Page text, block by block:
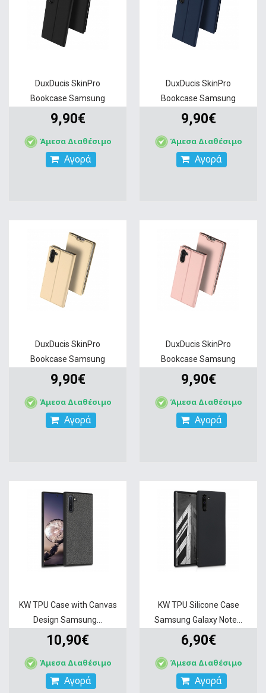
DuxDucis SkinPro
Bookcase Samsung
Galaxy...
9,90€
Άμεσα Διαθέσιμο
Αγορά
DuxDucis SkinPro
Bookcase Samsung
Galaxy...
9,90€
Άμεσα Διαθέσιμο
Αγορά
DuxDucis SkinPro
Bookcase Samsung
Galaxy...
9,90€
Άμεσα Διαθέσιμο
Αγορά
DuxDucis SkinPro
Bookcase Samsung
Galaxy...
9,90€
Άμεσα Διαθέσιμο
Αγορά
KW TPU Case with Canvas
Design Samsung...
10,90€
Άμεσα Διαθέσιμο
Αγορά
KW TPU Silicone Case
Samsung Galaxy Note...
6,90€
Άμεσα Διαθέσιμο
Αγορά